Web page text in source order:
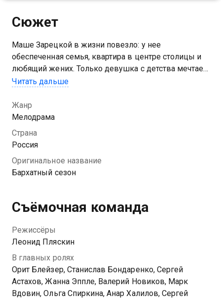
Сюжет
Маше Зарецкой в жизни повезло: у нее
обеспеченная семья, квартира в центре столицы и
любящий жених. Только девушка с детства мечтает
поехать на Камчатку, чтобы изучать тайны природы.
приходится забыть о своих желаниях, выйти замуж
и устроиться на нелюбимую, но престижную работу.
Спустя год Костя, муж Маши, невольно подставляет
ее отца-чиновника, после чего жизнь девушки
имущество семьи отбирают. Единственный, кто
поддерживает Машу и ее мать, — старинный друг
сезон вы можете совершенно бесплатно в
хорошем HD качестве на Казахтелеком
Читать дальше
Жанр
Мелодрама
Страна
Россия
Оригинальное название
Бархатный сезон
Съёмочная команда
Режиссёры
Леонид Пляскин
В главных ролях
Орит Блейзер, Станислав Бондаренко, Сергей
Астахов, Жанна Эппле, Валерий Новиков, Марк
Вдовин, Ольга Спиркина, Анар Халилов, Сергей